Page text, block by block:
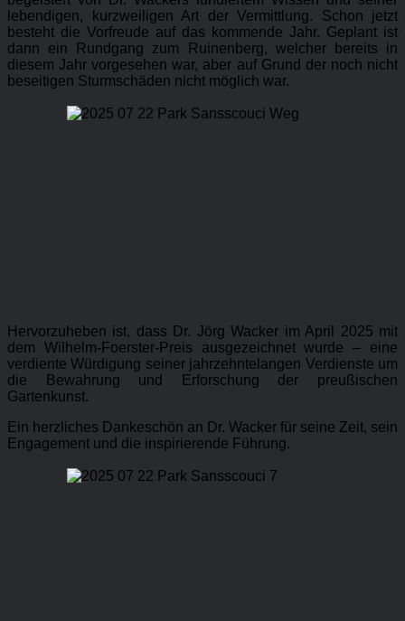
lebendigen, kurzweiligen Art der Vermittlung. Schon jetzt
besteht die Vorfreude auf das kommende Jahr. Geplant ist
dann ein Rundgang zum Ruinenberg, welcher bereits in
diesem Jahr vorgesehen war, aber auf Grund der noch nicht
beseitigen Sturmschäden nicht möglich war.
Hervorzuheben ist, dass Dr. Jörg Wacker im April 2025 mit
dem Wilhelm-Foerster-Preis ausgezeichnet wurde – eine
verdiente Würdigung seiner jahrzehntelangen Verdienste um
die Bewahrung und Erforschung der preußischen
Gartenkunst.
Ein herzliches Dankeschön an Dr. Wacker für seine Zeit, sein
Engagement und die inspirierende Führung.